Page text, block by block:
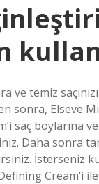
ve temiz
sonra, Elseve
saç boylarına
Daha sonra
İsterseniz
Cream’i ile